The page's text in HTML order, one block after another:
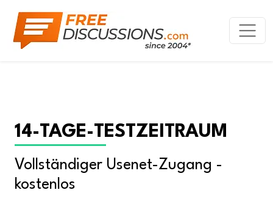
14-TAGE-TESTZEITRAUM
Vollständiger Usenet-Zugang -
kostenlos